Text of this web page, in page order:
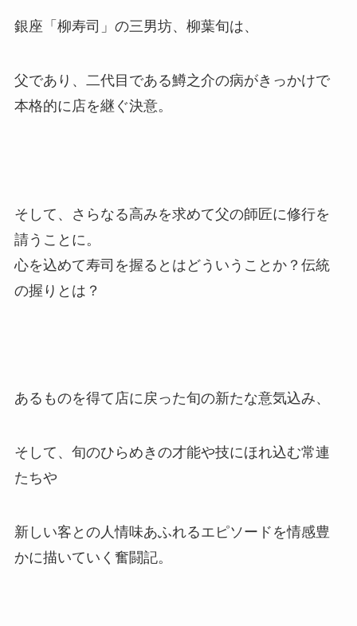
銀座「柳寿司」の三男坊、柳葉旬は、
父であり、二代目である鱒之介の病がきっかけで
本格的に店を継ぐ決意。
そして、さらなる高みを求めて父の師匠に修行を
請うことに。
心を込めて寿司を握るとはどういうことか？伝統
の握りとは？
あるものを得て店に戻った旬の新たな意気込み、
そして、旬のひらめきの才能や技にほれ込む常連
たちや
新しい客との人情味あふれるエピソードを情感豊
かに描いていく奮闘記。